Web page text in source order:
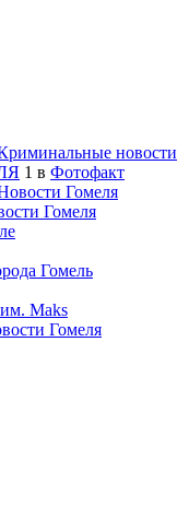
новости
1 в Фотофакт
Гомеля
Гомеля
Гомель
Maks
Гомеля